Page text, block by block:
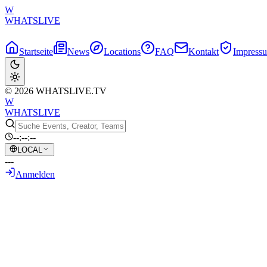
W
WHATSLIVE
Startseite News Locations FAQ Kontakt
© 2026 WHATSLIVE.TV
W
WHATSLIVE
--:--:--
LOCAL
---
Anmelden